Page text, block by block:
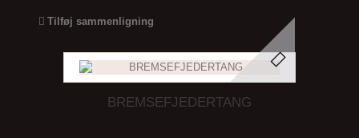
Tilføj sammenligning
BREMSEFJEDERTANG